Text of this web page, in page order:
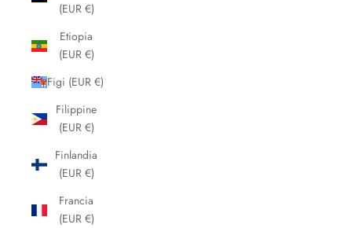
(EUR €)
Etiopia
(EUR €)
Figi (EUR €)
Filippine
(EUR €)
Finlandia
(EUR €)
Francia
(EUR €)